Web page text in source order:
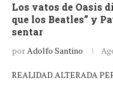
Los vatos de Oasis
que los Beatles” y
sentar
porAdolfo Santino
REALIDAD ALTERADA